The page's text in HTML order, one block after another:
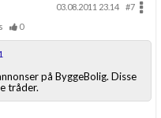
03.08.2011 23.14
#7
0
på ByggeBolig. Disse
tråder.